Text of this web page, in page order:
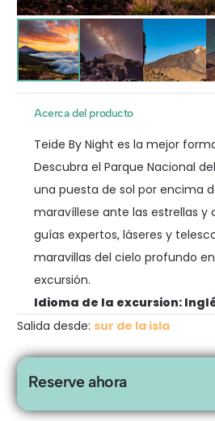
Acerca del producto
Teide By Night es la mejor
Descubra el Parque Nacional
una puesta de sol por encima
maravíllese ante las estrellas y
guías expertos, láseres y
maravillas del cielo profundo
excursión.
Idioma de la excursion:
Salida desde: sur de la isla
Reserve ahora